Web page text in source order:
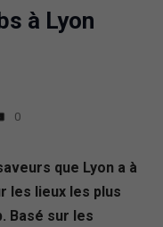
à Lyon
0
que Lyon a à
les lieux les plus
Basé sur les